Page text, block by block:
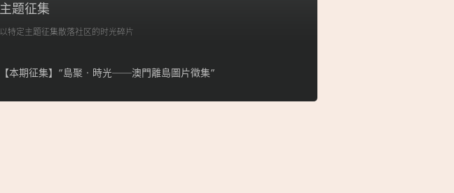
主题征集
以特定主题征集散落社区的时光碎片
【本期征集】“島聚‧時光──澳門離島圖片徵集”